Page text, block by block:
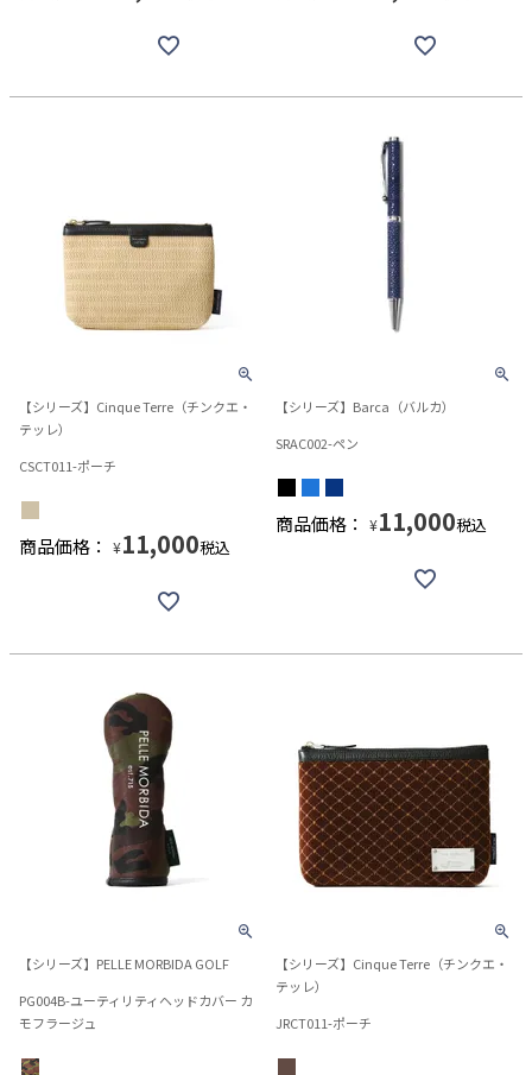
【シリーズ】Cinque Terre（チンクエ・
テッレ）
CSCT011-ポーチ
商品価格： ¥11,000税込
【シリーズ】Barca（バルカ）
SRAC002-ペン
商品価格： ¥11,000税込
【シリーズ】PELLE MORBIDA GOLF
PG004B-ユーティリティヘッドカバー カ
モフラージュ
【シリーズ】Cinque Terre（チンクエ・
テッレ）
JRCT011-ポーチ